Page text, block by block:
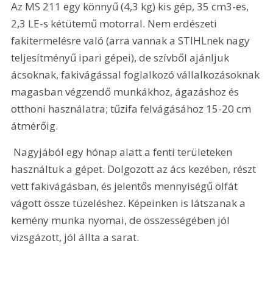
Az MS 211 egy könnyű (4,3 kg) kis gép, 35 cm3-es,
2,3 LE-s kétütemű motorral. Nem erdészeti
fakitermelésre való (arra vannak a STIHLnek nagy
teljesítményű ipari gépei), de szívből ajánljuk
ácsoknak, fakivágással foglalkozó vállalkozásoknak
magasban végzendő munkákhoz, ágazáshoz és
otthoni használatra; tűzifa felvágásához 15-20 cm
átmérőig.
használtuk a gépet. Dolgozott az ács kezében, részt
vett fakivágásban, és jelentős mennyiségű ölfát
vágott össze tüzeléshez. Képeinken is látszanak a
kemény munka nyomai, de összességében jól
vizsgázott, jól állta a sarat.